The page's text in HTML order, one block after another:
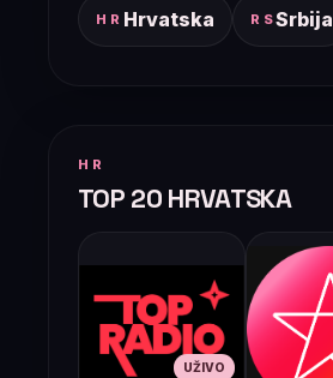
HR Hrvatska RSSrbija
HR
TOP 20 HRVATSKA
UŽIVO